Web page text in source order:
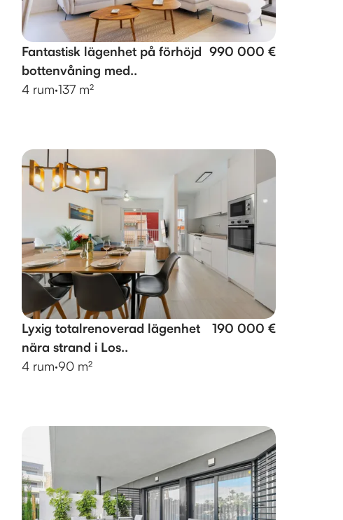
Fantastisk lägenhet på förhöjd
bottenvåning med..
990 000 €
4 rum·137 m²
Lyxig totalrenoverad lägenhet
nära strand i Los..
190 000 €
4 rum·90 m²